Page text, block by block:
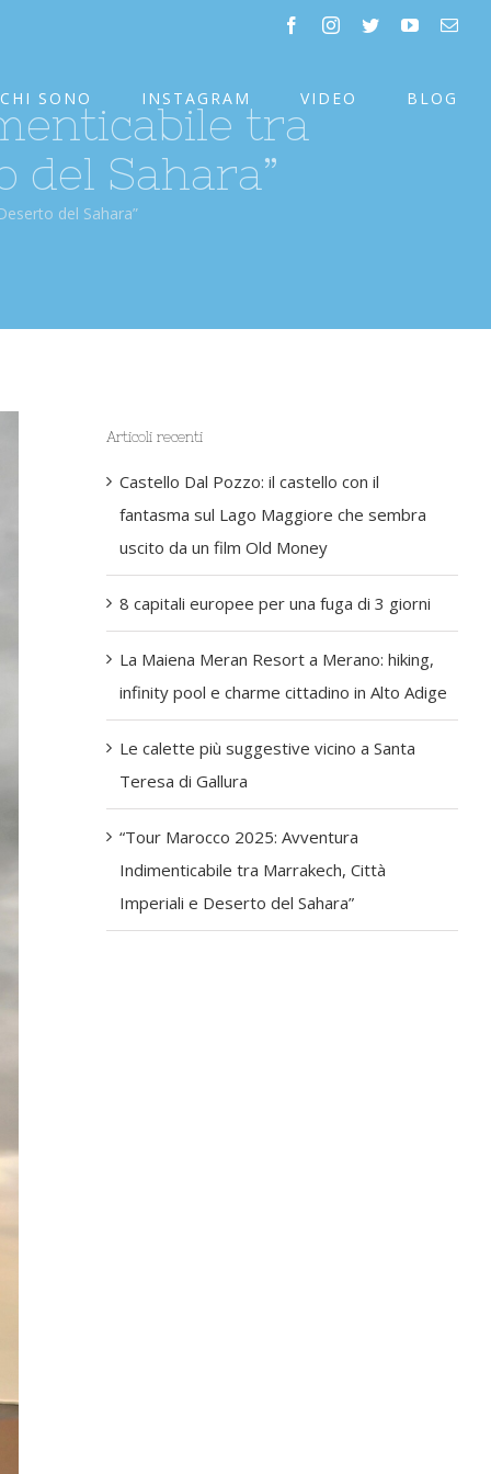
facebookinstagram
twitteryoutube
CHI SONO INSTAGRAM VIDEO BLOG
tra
del Sahara”
del Sahara”
Articoli recenti
Castello Dal Pozzo: il castello con il
fantasma sul Lago Maggiore che sembra
uscito da un film Old Money
8 capitali europee per una fuga di 3 giorni
La Maiena Meran Resort a Merano: hiking,
infinity pool e charme cittadino in Alto Adige
Le calette più suggestive vicino a Santa
Teresa di Gallura
“Tour Marocco 2025: Avventura
Indimenticabile tra Marrakech, Città
Imperiali e Deserto del Sahara”